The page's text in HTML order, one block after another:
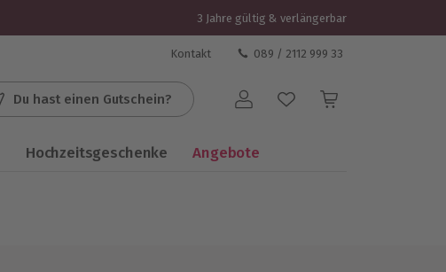
3 Jahre gültig & verlängerbar
Kontakt 089 / 2112 999 33
Du hast einen Gutschein? Benutzerkonto
Hochzeitsgeschenke Angebote